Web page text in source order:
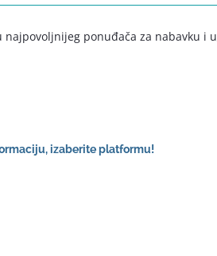
najpovoljnijeg ponuđača za nabavku i
izaberite platformu!